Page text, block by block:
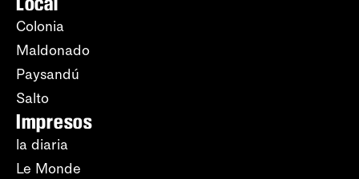
Colonia
Maldonado
Paysandú
Salto
Impresos
la diaria
Le Monde